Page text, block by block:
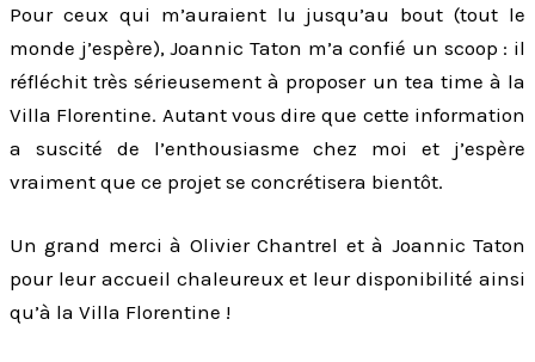
Pour ceux qui m’auraient lu jusqu’au bout (tout le
monde j’espère), Joannic Taton m’a confié un scoop : il
réfléchit très sérieusement à proposer un tea time à la
Villa Florentine. Autant vous dire que cette information
a suscité de l’enthousiasme chez moi et j’espère
vraiment que ce projet se concrétisera bientôt.
Un grand merci à Olivier Chantrel et à Joannic Taton
pour leur accueil chaleureux et leur disponibilité ainsi
qu’à la Villa Florentine !